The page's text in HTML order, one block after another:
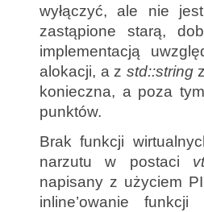
wyłączyć, ale nie
zastąpione starą,
implementacją
alokacji, a z std::string
konieczna, a poza
punktów.
Brak funkcji
narzutu w postaci
napisany z użyciem
inline’owanie